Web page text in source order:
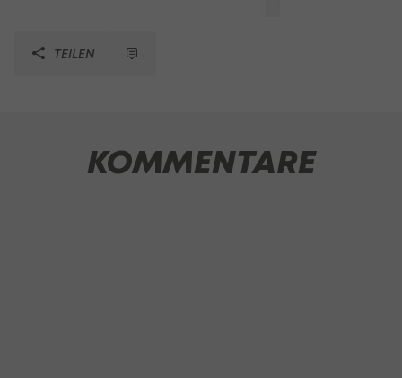
TEILEN
KOMMENTARE